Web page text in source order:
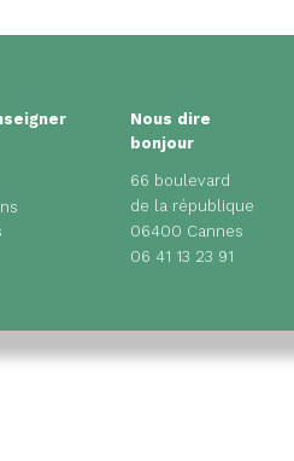
Nous dire
bonjour
66 boulevard
de la république
06400 Cannes
06 41 13 23 91